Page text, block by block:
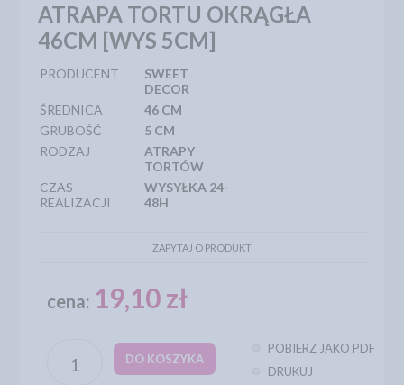
ATRAPA TORTU OKRĄGŁA
46CM [WYS 5CM]
PRODUCENT
SWEET
DECOR
ŚREDNICA
46 CM
GRUBOŚĆ
5 CM
RODZAJ
ATRAPY
TORTÓW
CZAS
REALIZACJI
WYSYŁKA 24-
48H
ZAPYTAJ O PRODUKT
cena: 19,10 zł
DO KOSZYKA
POBIERZ JAKO PDF
DRUKUJ